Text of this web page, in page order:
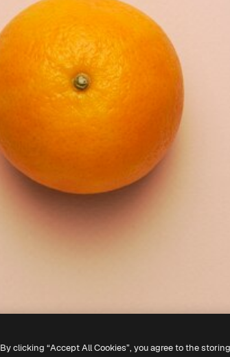
By clicking “Accept All Cookies”, you agree to the